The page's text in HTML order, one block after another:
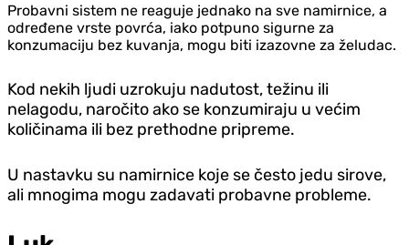
Probavni sistem ne reaguje jednako na sve namirnice, a
određene vrste povrća, iako potpuno sigurne za
konzumaciju bez kuvanja, mogu biti izazovne za želudac.
Kod nekih ljudi uzrokuju nadutost, težinu ili
nelagodu, naročito ako se konzumiraju u većim
količinama ili bez prethodne pripreme.
U nastavku su namirnice koje se često jedu sirove,
ali mnogima mogu zadavati probavne probleme.